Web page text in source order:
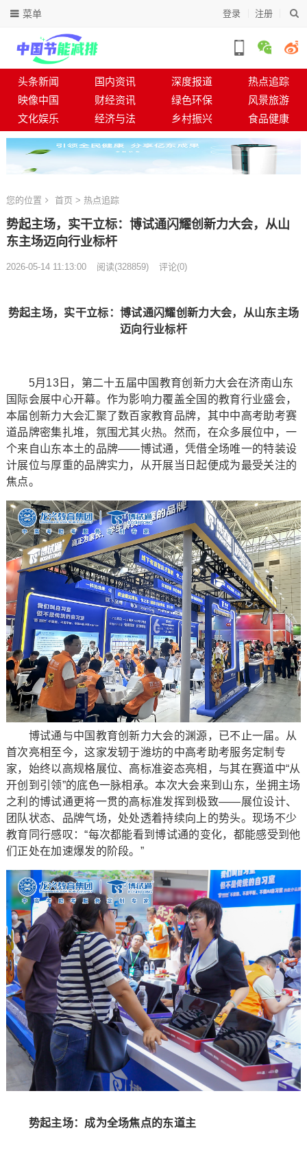
登录 注册
菜单
头条新闻 国内资讯 深度报道
热点追踪
映像中国
财经资讯 绿色环保
风景旅游
文化娱乐
经济与法 乡村振兴 食品健康
您的位置 首页 > 热点追踪
势起主场，实干立标：博试通闪耀创新力大会，从山
东主场迈向行业标杆
2026-05-14 11:13:00 阅读(328859) 评论(0)
势起主场，实干立标：博试通闪耀创新力大会，从山东主场
迈向行业标杆
5月13日，第二十五届中国教育创新力大会在济南山东
国际会展中心开幕。作为影响力覆盖全国的教育行业盛会，
本届创新力大会汇聚了数百家教育品牌，其中中高考助考赛
道品牌密集扎堆，氛围尤其火热。然而，在众多展位中，一
个来自山东本土的品牌——博试通，凭借全场唯一的特装设
计展位与厚重的品牌实力，从开展当日起便成为最受关注的
焦点。
博试通与中国教育创新力大会的渊源，已不止一届。从
首次亮相至今，这家发轫于潍坊的中高考助考服务定制专
家，始终以高规格展位、高标准姿态亮相，与其在赛道中“从
开创到引领”的底色一脉相承。本次大会来到山东，坐拥主场
之利的博试通更将一贯的高标准发挥到极致——展位设计、
团队状态、品牌气场，处处透着持续向上的势头。现场不少
教育同行感叹：“每次都能看到博试通的变化，都能感受到他
们正处在加速爆发的阶段。”
势起主场：成为全场焦点的东道主